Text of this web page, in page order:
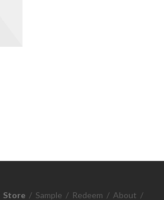
Store / Sample / Redeem / About /